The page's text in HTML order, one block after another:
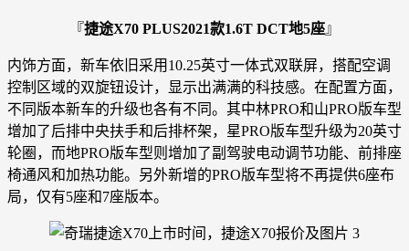
『捷途X70 PLUS2021款1.6T DCT地5座』
内饰方面，新车依旧采用10.25英寸一体式双联屏，搭配空调
控制区域的双旋钮设计，显示出满满的科技感。在配置方面，
不同版本新车的升级也各有不同。其中林PRO和山PRO版车型
增加了后排中央扶手和后排杯架，星PRO版车型升级为20英寸
轮圈，而地PRO版车型则增加了副驾驶电动调节功能、前排座
椅通风和加热功能。另外新增的PRO版车型将不再提供6座布
局，仅有5座和7座版本。